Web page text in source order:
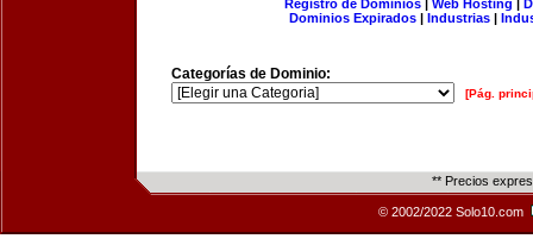
Registro de Dominios| Web Hosting |
Dominios Expirados | Industrias |
Categorías de Dominio:
[Pág.
** Precios
© 2002/2022 Solo10.com